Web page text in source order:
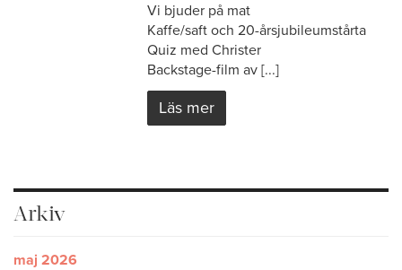
Vi bjuder på mat
Kaffe/saft och 20-årsjubileumstårta
Quiz med Christer
Backstage-film av [...]
Läs mer
Arkiv
maj 2026